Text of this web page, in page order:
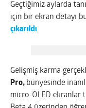
Geçtiğimiz aylarda
için bir ekran detayı
çıkarıldı.
Gelişmiş karma
Pro, bünyesinde
micro-OLED ekranlar